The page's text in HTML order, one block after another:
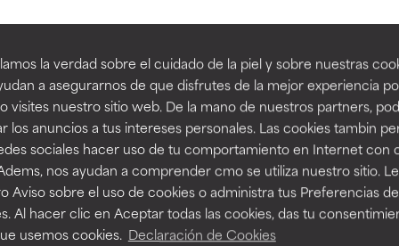
la verdad sobre el cuidado de la piel y sobre nuestras
a asegurarnos de que disfrutes de la mejor experiencia
visites nuestro sitio web. De la mano de nuestros partners,
los anuncios a tus intereses personales. Las cookies tambin
sociales hacer uso de tu comportamiento en Internet con
nos ayudan a comprender cmo se utiliza nuestro sitio.
Aviso sobre el uso de cookies o administra tus Preferencias de
Al hacer clic en Aceptar todas las cookies, das tu
usemos cookies. Declaración de Cookies
BACK TO SEARCH
to assess ingredients in this dictionary. Regulations
tan beneficiosos como los de la categoría excelente, suelen ser
la estabilidad o la absorción de una fórmula.
ciertas limitaciones en cuanto a su apariencia, estabilidad o
básicos o que no cuentan con suficiente respaldo científico.
algunos beneficios se recomienda evitarlo por su
tan beneficiosos como los de la categoría excelente, suelen ser
la estabilidad o la absorción de una fórmula.
ciertas limitaciones en cuanto a su apariencia, estabilidad o
básicos o que no cuentan con suficiente respaldo científico.
algunos beneficios se recomienda evitarlo por su